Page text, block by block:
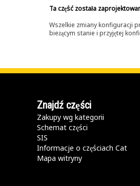
Ta część została
Wszelkie zmiany konfiguracji
bieżącym stanie i przyjętej
Znajdź części
Zakupy wg kategorii
Schemat części
SIS
Informacje o częściach Cat
Mapa witryny